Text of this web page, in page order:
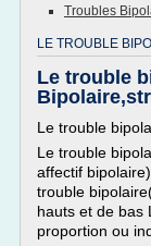
Troubles
LE TROUBLE
Le trouble
Le trouble
Le trouble
affectif
trouble
hauts et de bas
proportion ou